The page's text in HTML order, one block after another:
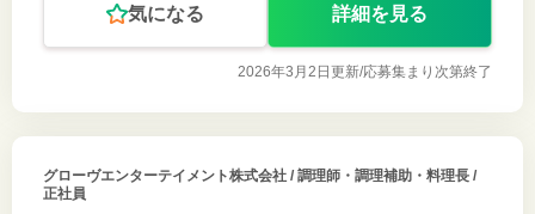
気になる 詳細を見る
2026年3月2日更新/応募集まり次第終了
グローヴエンターテイメント株式会社/ 調理師・調理補助・料理長 /
正社員